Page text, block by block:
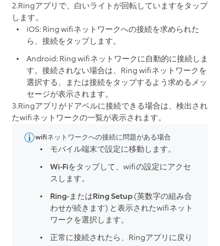
2.Ringアプリで、 白いライトが回転していますをタップ
します。
iOS: Ring wifiネットワークへの接続を求められた
ら、 接続をタップします。
Android: Ring wifiネットワークに自動的に接続しま
す。接続されない場合は、Ring wifiネットワークを
選択する、または接続をタップするよう求めるメッ
セージが表示されます。
3.Ringアプリがドアベルに接続できる場合は、検出され
たwifiネットワークの一覧が表示されます。
wifiネットワークへの接続に問題がある場合
モバイル端末で設定に移動します。
Wi-Fiをタップして、wifiの設定にアクセ
スします。
Ring-またはRing Setup(英数字の組み合
わせが続きます) と表示されたwifiネット
ワークを選択します。
正常に接続されたら、Ringアプリに戻り